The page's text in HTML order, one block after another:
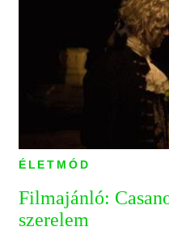
ÉLETMÓD
Filmajánló:
szerelem